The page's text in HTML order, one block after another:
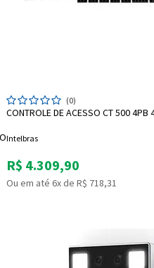
(0)
CONTROLE DE ACESSO CT 500 4PB
Intelbras
R$ 4.309,90
Ou em até 6x de R$ 718,31